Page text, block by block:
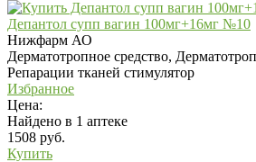
Депантол супп вагин 100мг+16мг №10
Нижфарм АО
Дерматотропное средство,
Репарации тканей стимулятор
Избранное
Цена:
Найдено в 1 аптеке
1508 руб.
Купить